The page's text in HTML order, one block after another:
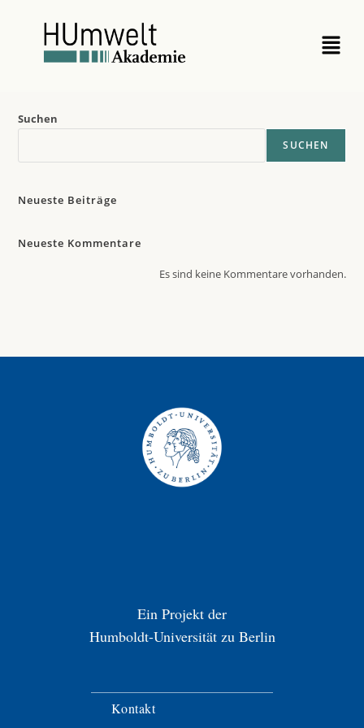
Es konnte leider nichts gefunden werden.
Suchen
SUCHEN
Neueste Beiträge
Neueste Kommentare
Es sind keine Kommentare vorhanden.
Ein Projekt der
Humboldt-Universität zu Berlin
Kontakt